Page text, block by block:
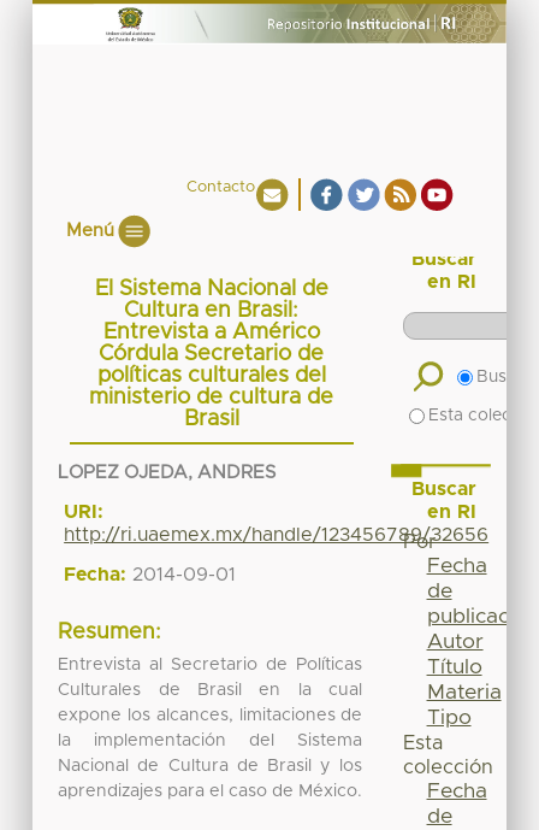
Contacto
Menú
El Sistema Nacional de
Cultura en Brasil:
Entrevista a Américo
Córdula Secretario de
políticas culturales del
ministerio de cultura de
Brasil
LOPEZ OJEDA, ANDRES
URI:
http://ri.uaemex.mx/handle/123456789/32656
Fecha: 2014-09-01
Resumen:
Entrevista al Secretario de Políticas
Culturales de Brasil en la cual
expone los alcances, limitaciones de
la implementación del Sistema
Nacional de Cultura de Brasil y los
aprendizajes para el caso de México.
Buscar
en RI
Buscar
Esta
Buscar
en RI
Por
Fecha
de
publicación
Autor
Título
Materia
Tipo
Esta
colección
Fecha
de